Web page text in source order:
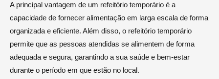
A principal vantagem de um refeitório temporário é a
capacidade de fornecer alimentação em larga escala de forma
organizada e eficiente. Além disso, o refeitório temporário
permite que as pessoas atendidas se alimentem de forma
adequada e segura, garantindo a sua saúde e bem-estar
durante o período em que estão no local.